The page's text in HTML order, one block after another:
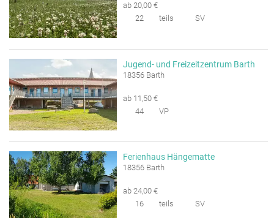
ab 20,00 €
22
teils SV
Jugend- und Freizeitzentrum Barth
18356 Barth
ab 11,50 €
44
VP
Ferienhaus Hängematte
18356 Barth
ab 24,00 €
16
teils SV